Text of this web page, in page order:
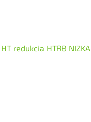
HT redukcia HTRB NIZKA